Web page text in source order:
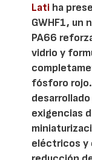
Lati ha
GWHF1, un
PA66
vidrio y
fósforo
exigencias
eléctricos y